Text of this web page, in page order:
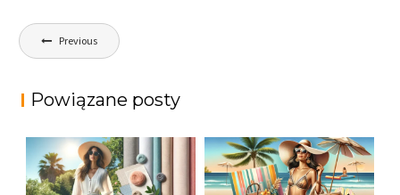
Nawigacja
wpisu
Previous
Powiązane posty